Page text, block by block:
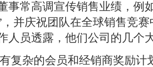
事常高调宣传销售业绩，例
并庆祝团队在全球销售竞
人员透露，他们公司的几个
复杂的会员和经销商奖励计